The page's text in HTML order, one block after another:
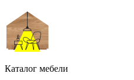
Каталог мебели